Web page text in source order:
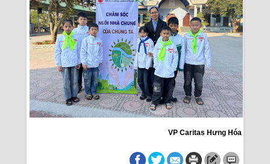
VP Caritas Hưng Hóa